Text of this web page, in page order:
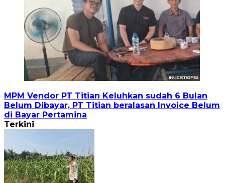
MPM Vendor PT Titian Keluhkan sudah 6 Bulan
Belum Dibayar, PT Titian beralasan Invoice Belum
di Bayar Pertamina
Terkini